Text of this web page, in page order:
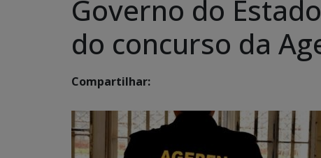
Governo do
do concurso da
Compartilhar: